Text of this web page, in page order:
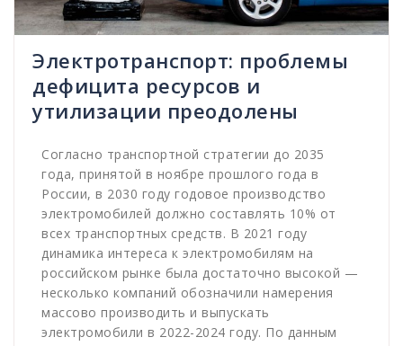
Электротранспорт: проблемы
дефицита ресурсов и
утилизации преодолены
Согласно транспортной стратегии до 2035
года, принятой в ноябре прошлого года в
России, в 2030 году годовое производство
электромобилей должно составлять 10% от
всех транспортных средств. В 2021 году
динамика интереса к электромобилям на
российском рынке была достаточно высокой —
несколько компаний обозначили намерения
массово производить и выпускать
электромобили в 2022-2024 году. По данным